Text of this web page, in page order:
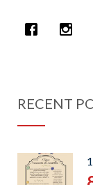
RECENT